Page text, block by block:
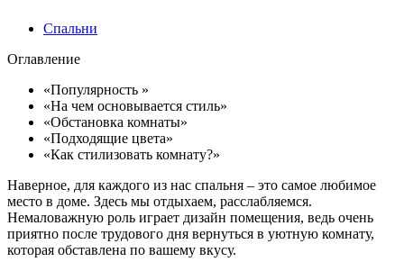
Спальни
Оглавление
«Популярность »
«На чем основывается стиль»
«Обстановка комнаты»
«Подходящие цвета»
«Как стилизовать комнату?»
Наверное, для каждого из нас спальня – это самое любимое
место в доме. Здесь мы отдыхаем, расслабляемся.
Немаловажную роль играет дизайн помещения, ведь очень
приятно после трудового дня вернуться в уютную комнату,
которая обставлена по вашему вкусу.